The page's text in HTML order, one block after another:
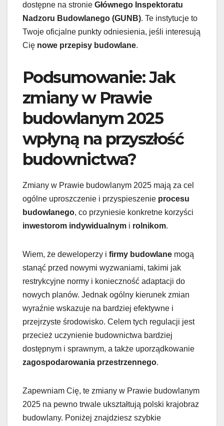
dostępne na stronie Głównego Inspektoratu
Nadzoru Budowlanego (GUNB). Te instytucje to
Twoje oficjalne punkty odniesienia, jeśli interesują
Cię nowe przepisy budowlane.
Podsumowanie: Jak
zmiany w Prawie
budowlanym 2025
wpłyną na przyszłość
budownictwa?
Zmiany w Prawie budowlanym 2025 mają za cel
ogólne uproszczenie i przyspieszenie procesu
budowlanego, co przyniesie konkretne korzyści
inwestorom indywidualnym i rolnikom.
Wiem, że deweloperzy i firmy budowlane mogą
stanąć przed nowymi wyzwaniami, takimi jak
restrykcyjne normy i konieczność adaptacji do
nowych planów. Jednak ogólny kierunek zmian
wyraźnie wskazuje na bardziej efektywne i
przejrzyste środowisko. Celem tych regulacji jest
przecież uczynienie budownictwa bardziej
dostępnym i sprawnym, a także uporządkowanie
zagospodarowania przestrzennego.
Zapewniam Cię, te zmiany w Prawie budowlanym
2025 na pewno trwale ukształtują polski krajobraz
budowlany. Poniżej znajdziesz szybkie